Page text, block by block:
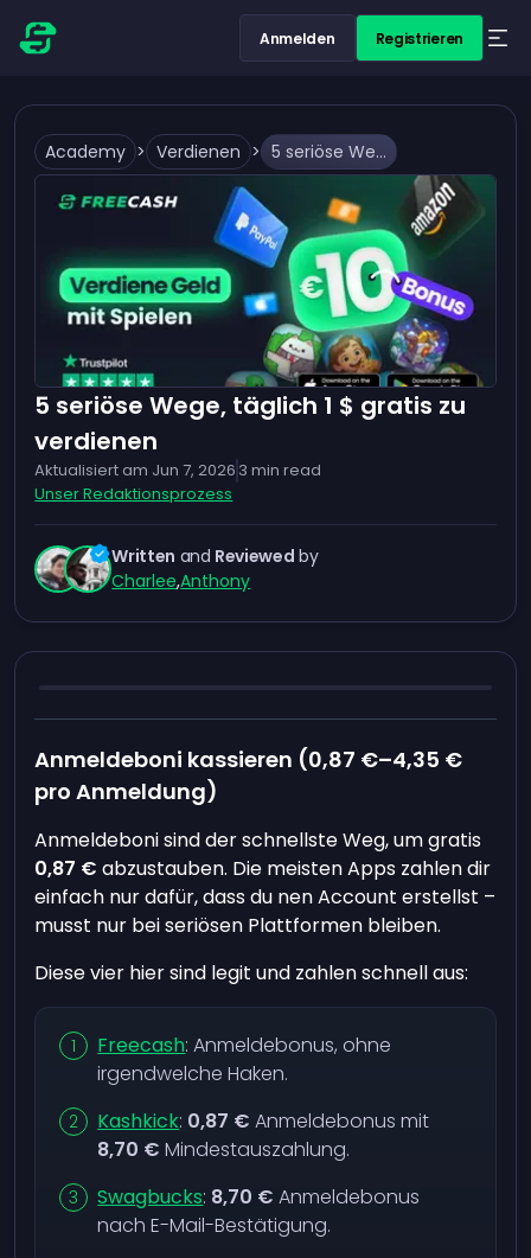
Anmelden Registrieren
Academy > Verdienen > 5 seriöse Wege, täglich 1 $ gratis zu verdienen
5 seriöse Wege, täglich 1 $ gratis zu
verdienen
Aktualisiert am Jun 7, 2026 3 min read
Unser Redaktionsprozess
Written and Reviewed by
Charlee,Anthony
Anmeldeboni kassieren (0,87 €–4,35 €
pro Anmeldung)
Anmeldeboni sind der schnellste Weg, um gratis
0,87 € abzustauben. Die meisten Apps zahlen dir
einfach nur dafür, dass du nen Account erstellst –
musst nur bei seriösen Plattformen bleiben.
Diese vier hier sind legit und zahlen schnell aus:
Freecash: Anmeldebonus, ohne
irgendwelche Haken.
Kashkick: 0,87 € Anmeldebonus mit
8,70 € Mindestauszahlung.
Swagbucks: 8,70 € Anmeldebonus
nach E-Mail-Bestätigung.